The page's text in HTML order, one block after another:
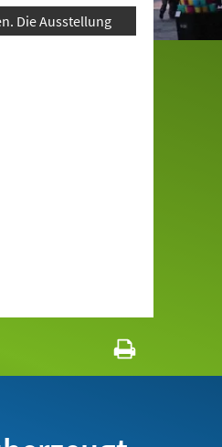
Die Ausstellung